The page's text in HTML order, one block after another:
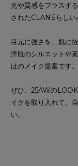
光や質感をプラスす
されたCLANEらしい
目元に強さを、肌に
洋服のシルエットや
はのメイク提案です。
ぜひ、25AWの
イクを取り入れて、
い。